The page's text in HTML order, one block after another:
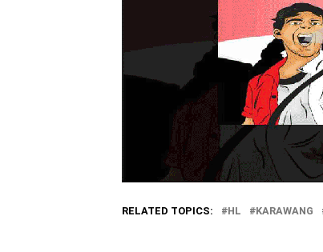
RELATED TOPICS: HL KARAWANG